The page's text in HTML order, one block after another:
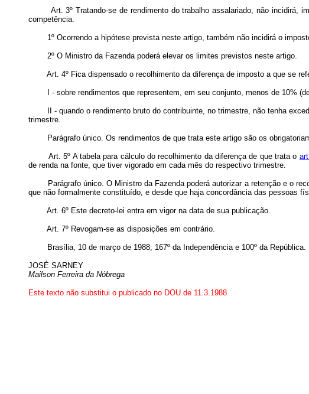
Art. 3º Tratando-se de rendimento do trabalho assalariado, não incidirá,
competência.
1º Ocorrendo a hipótese prevista neste artigo, também não incidirá o
2º O Ministro da Fazenda poderá elevar os limites previstos neste artigo.
Art. 4º Fica dispensado o recolhimento da diferença de imposto a que se
I - sobre rendimentos que representem, em seu conjunto, menos de 10%
II - quando o rendimento bruto do contribuinte, no trimestre, não tenha
trimestre.
Parágrafo único. Os rendimentos de que trata este artigo são os
Art. 5º A tabela para cálculo do recolhimento da diferença de que trata o
de renda na fonte, que tiver vigorado em cada mês do respectivo trimestre.
Parágrafo único. O Ministro da Fazenda poderá autorizar a retenção e o
que não formalmente constituído, e desde que haja concordância das pessoas
Art. 6º Este decreto-lei entra em vigor na data de sua publicação.
Art. 7º Revogam-se as disposições em contrário.
Brasília, 10 de março de 1988; 167º da Independência e 100º da República.
JOSÉ SARNEY
Mailson Ferreira da Nóbrega
Este texto não substitui o publicado no DOU de 11.3.1988